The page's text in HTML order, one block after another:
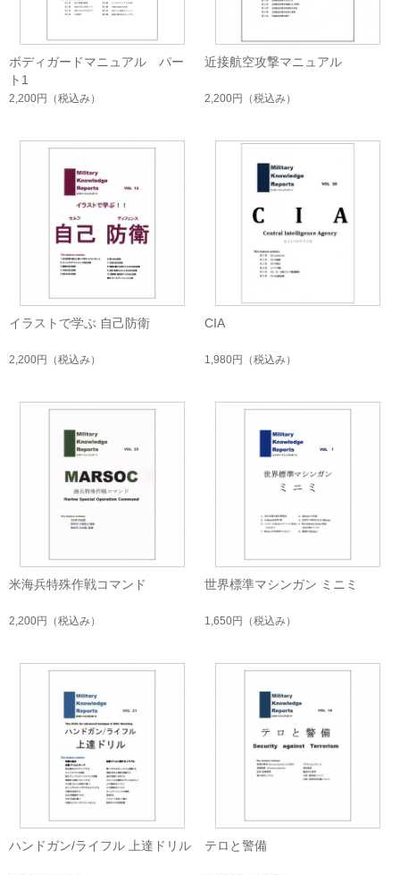
ボディガードマニュアル パー
ト1
2,200円 （税込み）
近接航空攻撃マニュアル
2,200円 （税込み）
イラストで学ぶ 自己防衛
2,200円 （税込み）
CIA
1,980円 （税込み）
米海兵特殊作戦コマンド
2,200円 （税込み）
世界標準マシンガン ミニミ
1,650円 （税込み）
ハンドガン/ライフル 上達ドリル テロと警備